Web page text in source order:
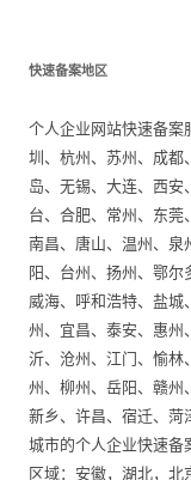
快速备案地区
个人企业网站快速备案
圳、杭州、苏州、成都
岛、无锡、大连、西
台、合肥、常州、东莞
南昌、唐山、温州、泉
阳、台州、扬州、鄂尔
威海、呼和浩特、盐
州、宜昌、泰安、惠州
沂、沧州、江门、愉林
州、柳州、岳阳、赣州
新乡、许昌、宿迁、菏
城市的个人企业快速备
区域：安徽，湖北，北